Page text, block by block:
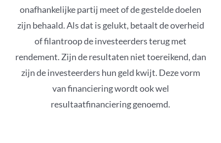
onafhankelijke partij meet of de gestelde doelen
zijn behaald. Als dat is gelukt, betaalt de overheid
of filantroop de investeerders terug met
rendement. Zijn de resultaten niet toereikend, dan
zijn de investeerders hun geld kwijt. Deze vorm
van financiering wordt ook wel
resultaatfinanciering genoemd.